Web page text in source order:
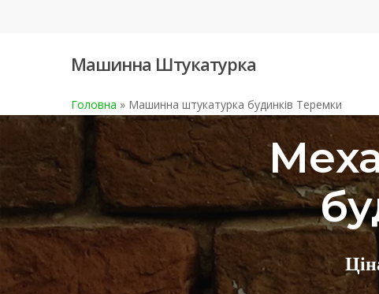
Машинна Штукатурка
Головна » Машинна штукатурка будинків Теремки